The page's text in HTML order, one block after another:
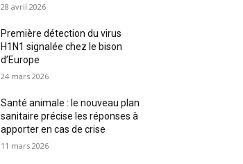
28 avril 2026
Première détection du virus
H1N1 signalée chez le bison
d’Europe
24 mars 2026
Santé animale : le nouveau plan
sanitaire précise les réponses à
apporter en cas de crise
11 mars 2026